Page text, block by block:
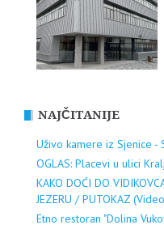
NAJČITANIJE
Uživo kamere iz Sjenice -
OGLAS: Placevi u ulici
KAKO DOĆI DO
JEZERU / PUTOKAZ
Etno restoran "Dolina